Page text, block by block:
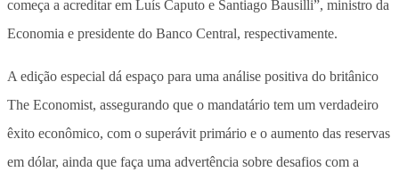
começa a acreditar em Luís Caputo e Santiago Bausilli”, ministro da
Economia e presidente do Banco Central, respectivamente.
A edição especial dá espaço para uma análise positiva do britânico
The Economist, assegurando que o mandatário tem um verdadeiro
êxito econômico, com o superávit primário e o aumento das reservas
em dólar, ainda que faça uma advertência sobre desafios com a